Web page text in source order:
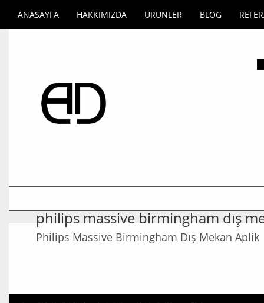
ANASAYFA HAKKIMIZDA ÜRÜNLER BLOG
philips massive birmingham dış
Philips Massive Birmingham Dış Mekan Aplik